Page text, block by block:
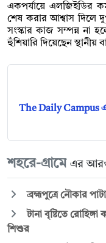
একপর্যায়ে এলজিইডির
শেষ করার আশ্বাস দিলে
সংস্কার কাজ সম্পন্ন না
হুঁশিয়ারি দিয়েছেন স্থানীয়
The Daily Campus
শহরে-গ্রামে এর
ব্রহ্মপুত্রে নৌকার
টানা বৃষ্টিতে
শিশুর